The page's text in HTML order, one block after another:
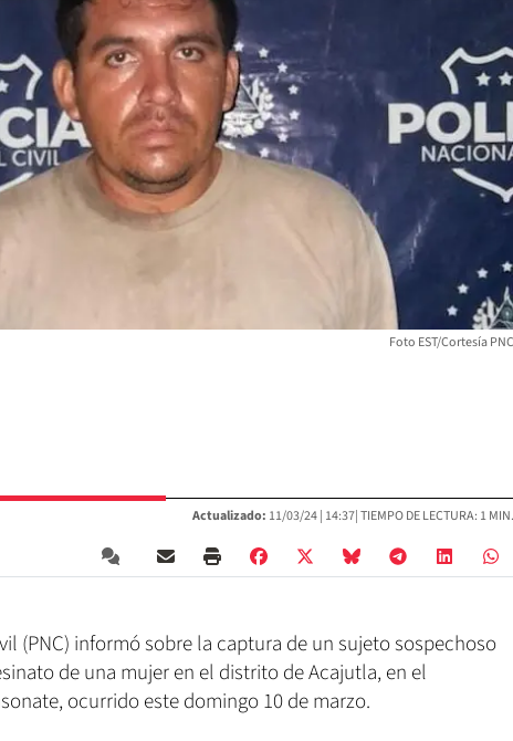
Foto EST/Cortesía PNC
Actualizado: 11/03/24 | 14:37| TIEMPO DE LECTURA: 1 MIN.
(PNC) informó sobre la captura de un sujeto sospechoso
de una mujer en el distrito de Acajutla, en el
ocurrido este domingo 10 de marzo.